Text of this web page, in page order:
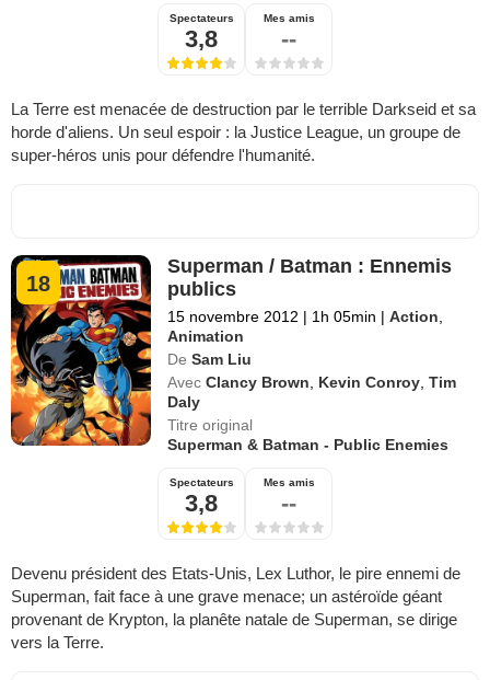
Spectateurs
3,8
Mes amis
--
La Terre est menacée de destruction par le terrible Darkseid et sa
horde d'aliens. Un seul espoir : la Justice League, un groupe de
super-héros unis pour défendre l'humanité.
18
Superman / Batman : Ennemis
publics
15 novembre 2012 | 1h 05min | Action
Animation
De Sam Liu
Avec Clancy Brown Kevin Conroy ,Tim
Daly
Titre original
Superman & Batman - Public Enemies
Spectateurs
3,8
Mes amis
--
Devenu président des Etats-Unis, Lex Luthor, le pire ennemi de
Superman, fait face à une grave menace; un astéroïde géant
provenant de Krypton, la planête natale de Superman, se dirige
vers la Terre.